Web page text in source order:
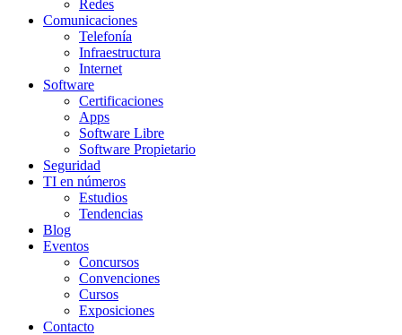
Redes
Comunicaciones
Telefonía
Infraestructura
Internet
Software
Certificaciones
Apps
Software Libre
Software Propietario
Seguridad
TI en números
Estudios
Tendencias
Blog
Eventos
Concursos
Convenciones
Cursos
Exposiciones
Contacto